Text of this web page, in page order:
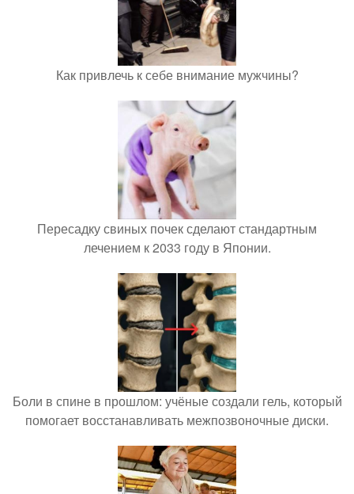
Как привлечь к себе внимание мужчины?
Пересадку свиных почек сделают стандартным
лечением к 2033 году в Японии.
Боли в спине в прошлом: учёные создали гель, который
помогает восстанавливать межпозвоночные диски.